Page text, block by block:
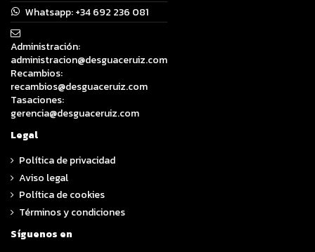
Whatsapp:+34 692 236 081
Administración:
administracion@desguaceruiz.com
Recambios:
recambios@desguaceruiz.com
Tasaciones:
gerencia@desguaceruiz.com
Legal
Política de privacidad
Aviso legal
Política de cookies
Términos y condiciones
Síguenos en